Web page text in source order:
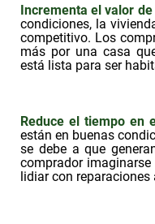
Incrementa el valor
condiciones, la
competitivo. Los
más por una casa
está lista para ser
Reduce el tiempo en
están en buenas
se debe a que
comprador
lidiar con